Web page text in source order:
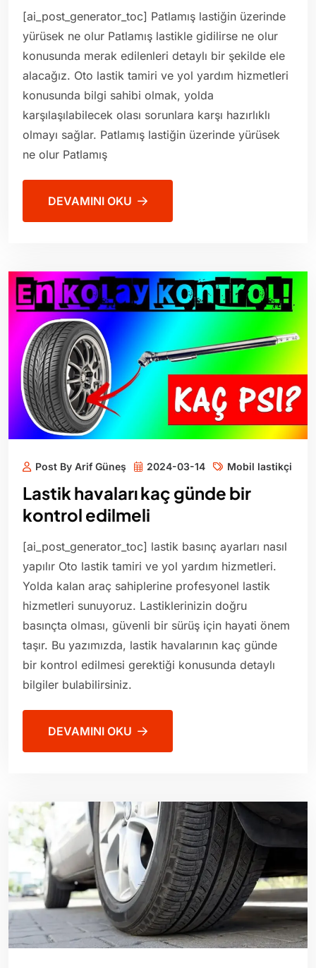
[ai_post_generator_toc] Patlamış lastiğin üzerinde
yürüsek ne olur Patlamış lastikle gidilirse ne olur
konusunda merak edilenleri detaylı bir şekilde ele
alacağız. Oto lastik tamiri ve yol yardım hizmetleri
konusunda bilgi sahibi olmak, yolda
karşılaşılabilecek olası sorunlara karşı hazırlıklı
olmayı sağlar. Patlamış lastiğin üzerinde yürüsek
ne olur Patlamış
DEVAMINI OKU
Post By Arif Güneş 2024-03-14 Mobil lastikçi
Lastik havaları kaç günde bir
kontrol edilmeli
[ai_post_generator_toc] lastik basınç ayarları nasıl
yapılır Oto lastik tamiri ve yol yardım hizmetleri.
Yolda kalan araç sahiplerine profesyonel lastik
hizmetleri sunuyoruz. Lastiklerinizin doğru
basınçta olması, güvenli bir sürüş için hayati önem
taşır. Bu yazımızda, lastik havalarının kaç günde
bir kontrol edilmesi gerektiği konusunda detaylı
bilgiler bulabilirsiniz.
DEVAMINI OKU